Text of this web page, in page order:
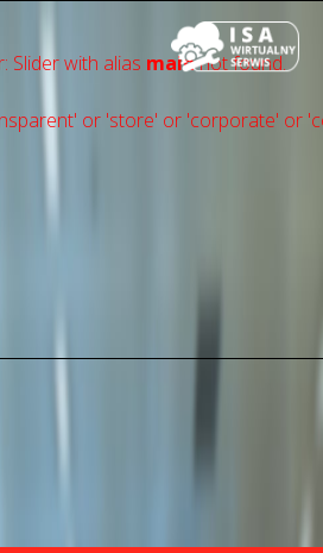
Slider with alias mainnot found.
or 'store' or 'сorporate' or